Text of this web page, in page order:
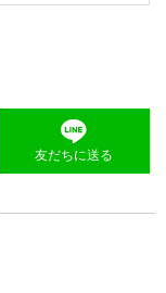
友だちに送る